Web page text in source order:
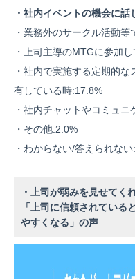
・社内イベントの機会に
・業務外のサークル活動
・上司主導のMTGに参加
・社内で実施する定期的
有している時:17.8%
・社内チャットやコミュ
・その他:2.0%
・わからない/答えられな
・上司が弱みを見せてく
「上司に信頼されている
やすくなる」の声